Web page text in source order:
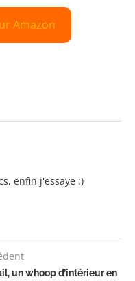
Amazon
enfin j'essaye :)
un whoop d’intérieur en